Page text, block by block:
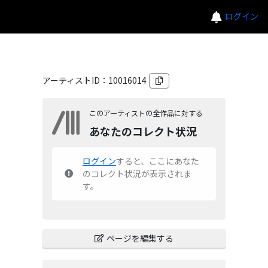
ログイン
アーティストID： 10016014
このアーティストの全作品に対する
あなたのコレクト状況
ログインすると、ここにあなた
のコレクト状況が表示されま
す。
ページを編集する